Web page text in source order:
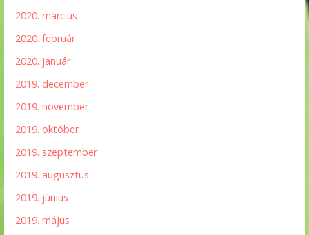
2020. március
2020. február
2020. január
2019. december
2019. november
2019. október
2019. szeptember
2019. augusztus
2019. június
2019. május